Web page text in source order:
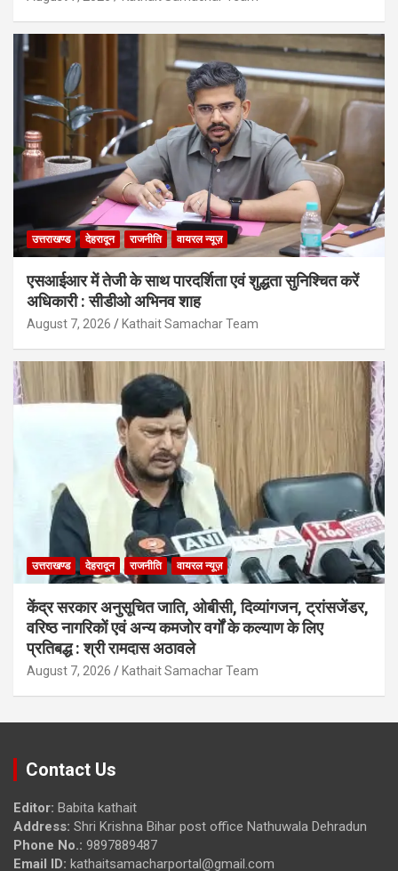
उत्तराखण्ड देहरादून राजनीति वायरल न्यूज़
एसआईआर में तेजी के साथ पारदर्शिता एवं शुद्धता सुनिश्चित करें
अधिकारी : सीडीओ अभिनव शाह
August 7, 2026 Kathait Samachar Team
उत्तराखण्ड देहरादून राजनीति वायरल न्यूज़
केंद्र सरकार अनुसूचित जाति, ओबीसी, दिव्यांगजन, ट्रांसजेंडर,
वरिष्ठ नागरिकों एवं अन्य कमजोर वर्गों के कल्याण के लिए
प्रतिबद्ध : श्री रामदास अठावले
August 7, 2026 Kathait Samachar Team
Contact Us
Editor: Babita kathait
Address: Shri Krishna Bihar post office Nathuwala Dehradun
Phone No.: 9897889487
Email ID: kathaitsamacharportal@gmail.com